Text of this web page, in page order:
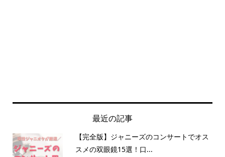
最近の記事
【完全版】ジャニーズのコンサートでオス
スメの双眼鏡15選！口...